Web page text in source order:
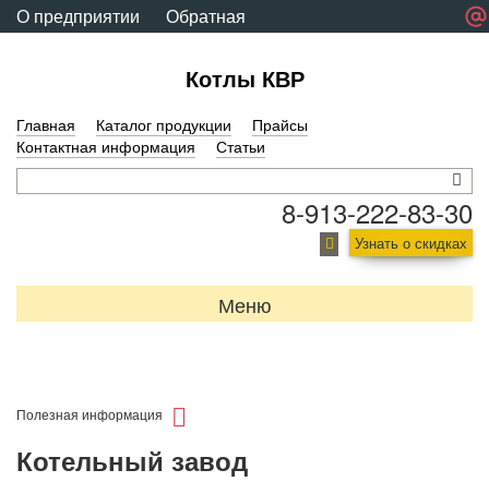
О предприятии
Обратная
Котлы КВР
Главная Каталог продукции
Прайсы
Контактная информация
Статьи
8-913-222-83-30
Узнать о скидках
Меню
Полезная информация
Котельный завод